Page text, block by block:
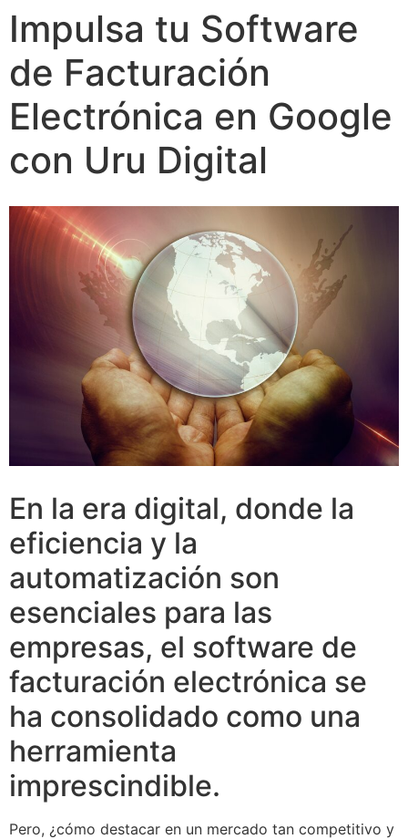
Impulsa tu Software
de Facturación
Electrónica en Google
con Uru Digital
En la era digital, donde la
eficiencia y la
automatización son
esenciales para las
empresas, el software de
facturación electrónica se
ha consolidado como una
herramienta
imprescindible.
Pero, ¿cómo destacar en un mercado tan competitivo y